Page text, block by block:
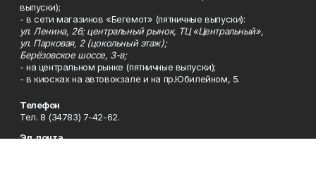
выпуски);
- в сети магазинов «Бегемот» (пятничные выпуски):
ул. Ленина, 26; центральный рынок, ТЦ «Центральный»,
ул. Парковая, 2 (цокольный этаж);
Берёзовское шоссе, 3-в;
- на центральном рынке (пятничные выпуски);
- в киосках на автовокзале и на пр.Юбилейном, 5.
Телефон
Тел. 8 (34783) 7-42-62.
Эл. почта